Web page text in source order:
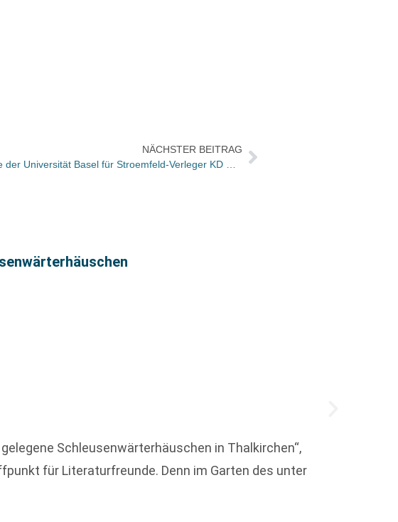
NÄCHSTER BEITRAG
Schleusenwärterhäuschen in Thalkirchen“,
für Literaturfreunde. Denn im Garten des unter